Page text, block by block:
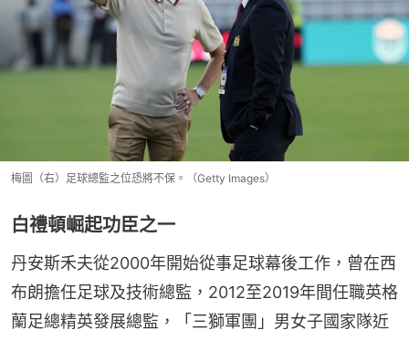
梅圖（右）足球總監之位恐將不保。（Getty Images）
白禮頓崛起功臣之一
丹安斯禾夫從2000年開始從事足球幕後工作，曾在西
布朗擔任足球及技術總監，2012至2019年間任職英格
蘭足總精英發展總監，「三獅軍團」男女子國家隊近